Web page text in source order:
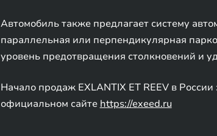
Автомобиль также предлагает систему
параллельная или перпендикулярная
уровень предотвращения столкновений и
Начало продаж EXLANTIX ET REEV в
официальном сайте https://exeed.ru